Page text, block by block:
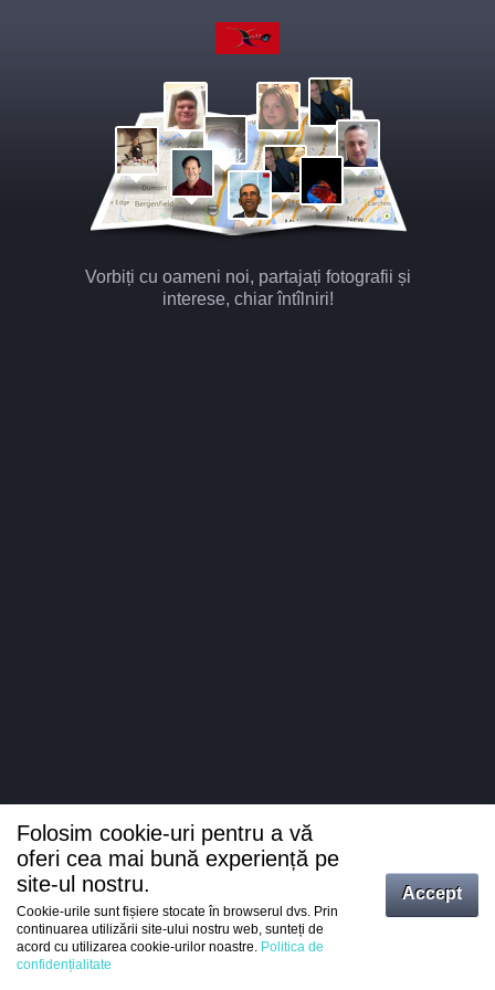
Vorbiți cu oameni noi, partajați fotografii și
interese, chiar întîlniri!
Intrați
Folosim cookie-uri pentru a vă
oferi cea mai bună experiență pe
site-ul nostru.
Cookie-urile sunt fișiere stocate în browserul dvs. Prin
continuarea utilizării site-ului nostru web, sunteți de
acord cu utilizarea cookie-urilor noastre. Politica de
confidențialitate
Accept